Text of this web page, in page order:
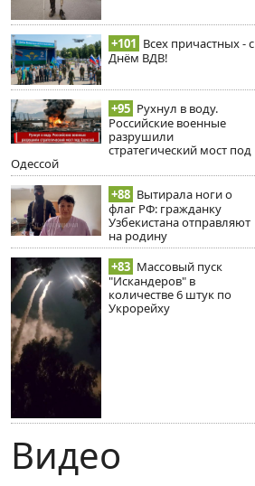
+101 Всех причастных - с
Днём ВДВ!
+95 Рухнул в воду.
Российские военные
разрушили
стратегический мост под
Одессой
+88 Вытирала ноги о
флаг РФ: гражданку
Узбекистана отправляют
на родину
+83 Массовый пуск
"Искандеров" в
количестве 6 штук по
Укрорейху
Видео